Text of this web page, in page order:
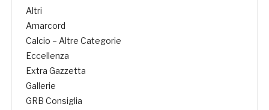
Altri
Amarcord
Calcio – Altre Categorie
Eccellenza
Extra Gazzetta
Gallerie
GRB Consiglia